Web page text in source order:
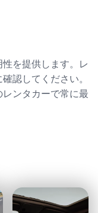
を提供します。レ
認してください。
ンタカーで常に最